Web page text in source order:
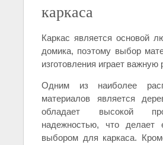
каркаса
Каркас является основой
домика, поэтому выбор
изготовления играет важную
Одним из наиболее
материалов является
обладает высокой
надежностью, что делает
выбором для каркаса.